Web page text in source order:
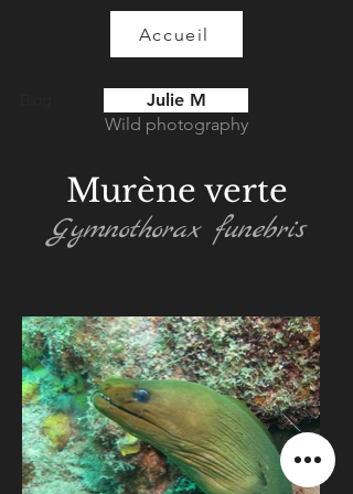
Accueil
Julie M
Wild photography
Murène verte
Gymnothorax funebris